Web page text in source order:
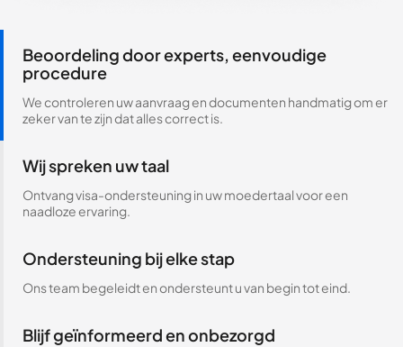
Beoordeling door experts, eenvoudige
procedure
We controleren uw aanvraag en documenten handmatig om er
zeker van te zijn dat alles correct is.
Wij spreken uw taal
Ontvang visa-ondersteuning in uw moedertaal voor een
naadloze ervaring.
Ondersteuning bij elke stap
Ons team begeleidt en ondersteunt u van begin tot eind.
Blijf geïnformeerd en onbezorgd